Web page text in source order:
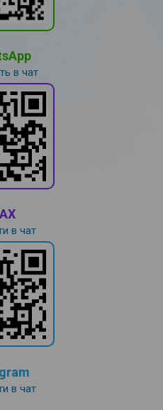
в чат
в чат
в чат